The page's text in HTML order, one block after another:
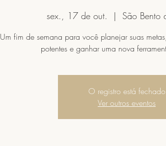
sex., 17 de out.
  |
São Bento
Um fim de semana para você planejar suas
potentes e ganhar uma nova
O registro está fechado
Ver outros eventos